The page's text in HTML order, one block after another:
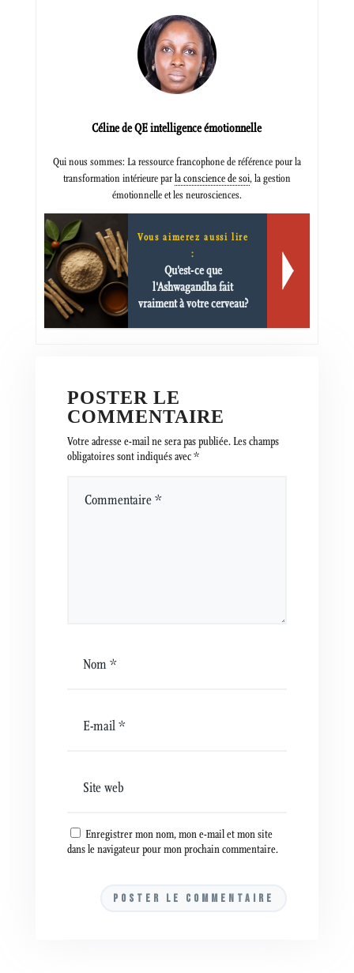
Céline de QE intelligence émotionnelle
Qui nous sommes: La ressource francophone de référence pour la
transformation intérieure parla conscience de soi, la gestion
émotionnelle et les neurosciences.
Vous aimerez aussi lire
:
Qu'est-ce que
l'Ashwagandha fait
vraiment à votre cerveau?
POSTER LE
COMMENTAIRE
Votre adresse e-mail ne sera pas publiée.Les champs
obligatoires sont indiqués avec*
Enregistrer mon nom, mon e-mail et mon site
dans le navigateur pour mon prochain commentaire.